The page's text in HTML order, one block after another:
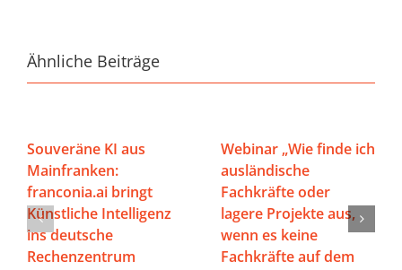
Ähnliche Beiträge
Souveräne KI aus
Mainfranken:
franconia.ai bringt
Künstliche Intelligenz
ins deutsche
Rechenzentrum
Webinar „Wie finde ich
ausländische
Fachkräfte oder
lagere Projekte aus,
wenn es keine
Fachkräfte auf dem